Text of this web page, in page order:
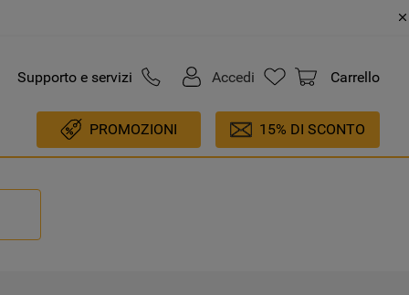
Supporto e servizi Accedi Carrello
PROMOZIONI 15% DI SCONTO